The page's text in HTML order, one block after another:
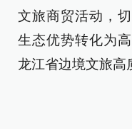
文旅商贸活动，
生态优势转化为
龙江省边境文旅高